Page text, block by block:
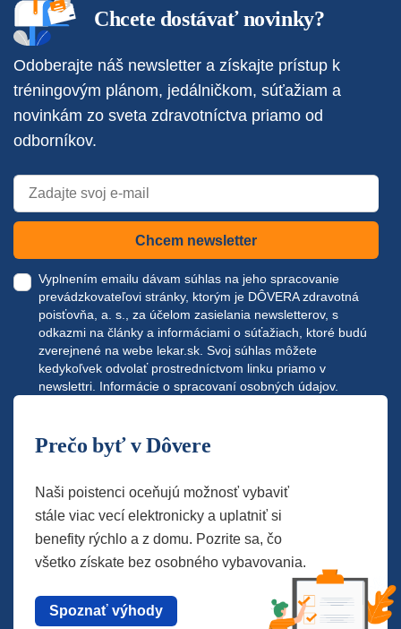
Chcete dostávať novinky?
Odoberajte náš newsletter a získajte prístup k
tréningovým plánom, jedálničkom, súťažiam a
novinkám zo sveta zdravotníctva priamo od
odborníkov.
Chcem newsletter
Vyplnením emailu dávam súhlas na jeho spracovanie
prevádzkovateľovi stránky, ktorým je DÔVERA zdravotná
poisťovňa, a. s., za účelom zasielania newsletterov, s
odkazmi na články a informáciami o súťažiach, ktoré budú
zverejnené na webe lekar.sk . Svoj súhlas môžete
kedykoľvek odvolať prostredníctvom linku priamo v
newslettri. Informácie o spracovaní osobných údajov.
Prečo byť v Dôvere
Naši poistenci oceňujú možnosť vybaviť
stále viac vecí elektronicky a uplatniť si
benefity rýchlo a z domu. Pozrite sa, čo
všetko získate bez osobného vybavovania.
Spoznať výhody